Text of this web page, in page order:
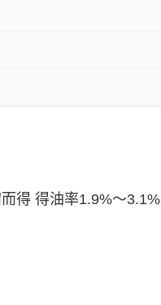
得 得油率1.9%～3.1%